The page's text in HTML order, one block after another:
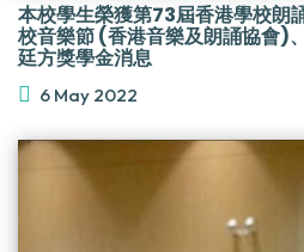
本校學生榮獲第73屆香港學校朗
校音樂節 (香港音樂及朗誦協會)
廷方獎學金消息
6 May 2022